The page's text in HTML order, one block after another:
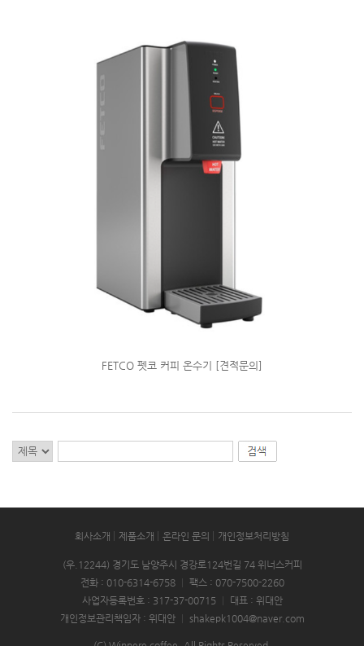
FETCO 펫코 커피 온수기 [견적문의]
회사소개 제품소개 온라인 문의 개인정보처리방침
(우.12244) 경기도 남양주시 경강로124번길 74 위너스커피
전화 : 010-6314-6758
팩스 : 070-7500-2260
사업자등록번호 : 317-37-00715
대표 : 위대안
개인정보관리책임자 : 위대안
shakepk1004@naver.com